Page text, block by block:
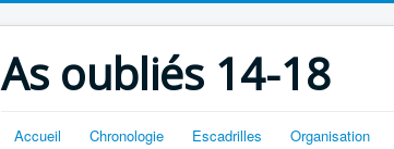
As oubliés 14-18
Accueil Chronologie Escadrilles Organisation